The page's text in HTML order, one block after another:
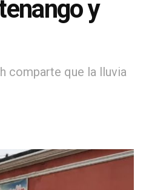
y
comparte que la lluvia